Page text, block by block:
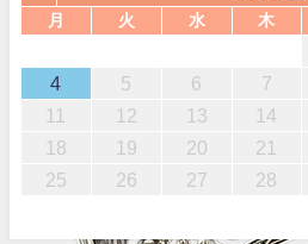
月 火 水 木
4
5 6 7
11
12 13 14
18
19 20 21
25
26 27 28